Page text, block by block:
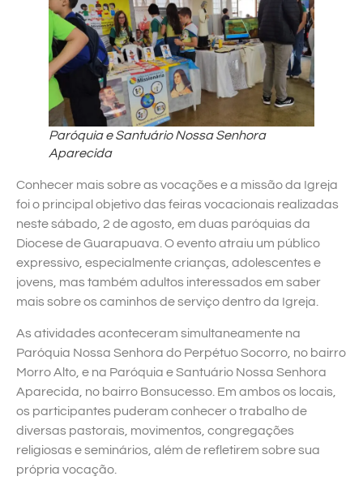
Paróquia e Santuário Nossa Senhora
Aparecida
Conhecer mais sobre as vocações e a missão da Igreja
foi o principal objetivo das feiras vocacionais realizadas
neste sábado, 2 de agosto, em duas paróquias da
Diocese de Guarapuava. O evento atraiu um público
expressivo, especialmente crianças, adolescentes e
jovens, mas também adultos interessados em saber
mais sobre os caminhos de serviço dentro da Igreja.
As atividades aconteceram simultaneamente na
Paróquia Nossa Senhora do Perpétuo Socorro, no bairro
Morro Alto, e na Paróquia e Santuário Nossa Senhora
Aparecida, no bairro Bonsucesso. Em ambos os locais,
os participantes puderam conhecer o trabalho de
diversas pastorais, movimentos, congregações
religiosas e seminários, além de refletirem sobre sua
própria vocação.